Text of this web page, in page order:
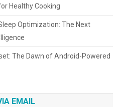
Healthy Cooking
Optimization: The Next
The Dawn of Android-Powered
EMAIL